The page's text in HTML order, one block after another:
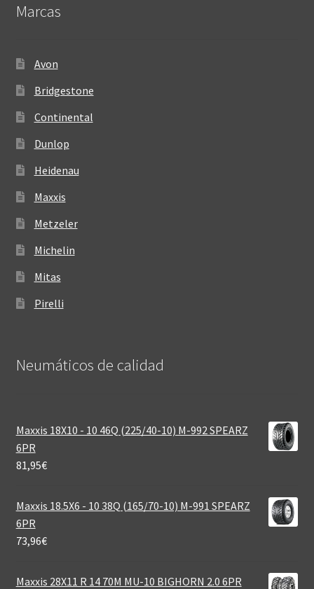
Marcas
Avon
Bridgestone
Continental
Dunlop
Heidenau
Maxxis
Metzeler
Michelin
Mitas
Pirelli
Neumáticos de calidad‎
Maxxis 18X10 - 10 46Q (225/40-10) M-992 SPEARZ
6PR
81,95€
Maxxis 18.5X6 - 10 38Q (165/70-10) M-991 SPEARZ
6PR
73,96€
Maxxis 28X11 R 14 70M MU-10 BIGHORN 2.0 6PR